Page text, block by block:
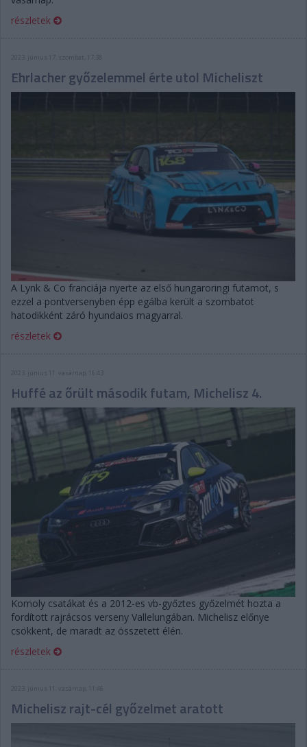
részletek
2023. június 17. szombat, 17:38
Ehrlacher győzelemmel érte utol Micheliszt
A Lynk & Co franciája nyerte az első hungaroringi futamot, s
ezzel a pontversenyben épp egálba került a szombatot
hatodikként záró hyundaios magyarral.
részletek
2023. június 11. vasárnap, 16:43
Huffé az őrült második futam, Michelisz 4.
Komoly csatákat és a 2012-es vb-győztes győzelmét hozta a
fordított rajrácsos verseny Vallelungában. Michelisz előnye
csökkent, de maradt az összetett élén.
részletek
2023. június 11. vasárnap, 11:46
Michelisz rajt-cél győzelmet aratott